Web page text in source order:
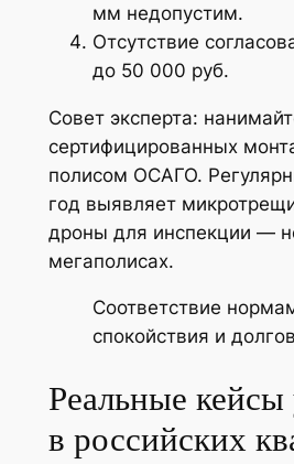
мм недопустим.
Отсутствие
до 50 000 руб.
Совет эксперта:
сертифицированных
полисом ОСАГО.
год выявляет
дроны для инспекции —
мегаполисах.
Соответствие
спокойствия и
Реальные кейсы
в российских